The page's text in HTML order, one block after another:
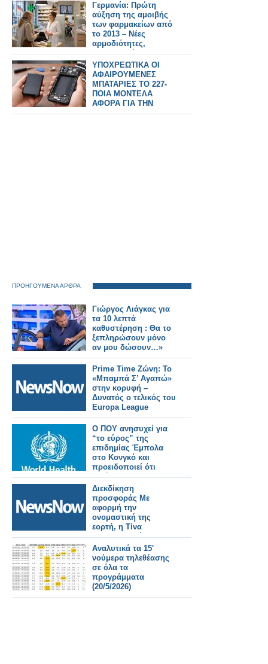
Γερμανία: Πρώτη
αύξηση της αμοιβής
των φαρμακείων από
το 2013 – Νέες
αρμοδιότητες,
τηλεϊατρική και
υπηρεσίες
ΥΠΟΧΡΕΩΤΙΚΑ ΟΙ
ΑΦΑΙΡΟΥΜΕΝΕΣ
ΜΠΑΤΑΡΙΕΣ ΤΟ 227-
ΠΟΙΑ ΜΟΝΤΕΛΑ
ΑΦΟΡΑ ΓΙΑ ΤΗΝ
ΕΛΛΑΔΑ
ΠΡΟΗΓΟΥΜΕΝΑ ΑΡΘΡΑ
Γιώργος Λιάγκας για
τα 10 λεπτά
καθυστέρηση : Θα το
ξεπληρώσουν μόνο
αν μου δώσουν…»
Prime Time Ζώνη: Το
«Μπαμπά Σ’ Αγαπώ»
στην κορυφή –
Δυνατός ο τελικός του
Europa League
Ο ΠΟΥ ανησυχεί για
“το εύρος” της
επιδημίας Έμπολα
στο Κονγκό και
προειδοποιεί ότι
ενδέχεται να
διαρκέσει καιρό
Διεκδίκηση
προσφοράς Με
αφορμή την
ονομαστική της
εορτή, η Τίνα
Μεσσαροπούλου
συνομίλησε ζωντανά
με την Σταματίνα
Τσιμτσιλή και την
τηλεοπτική της παρέα
το πρωινό της
Πέμπτης στο Happy
Αναλυτικά τα 15'
νούμερα τηλεθέασης
σε όλα τα
προγράμματα
(20/5/2026)